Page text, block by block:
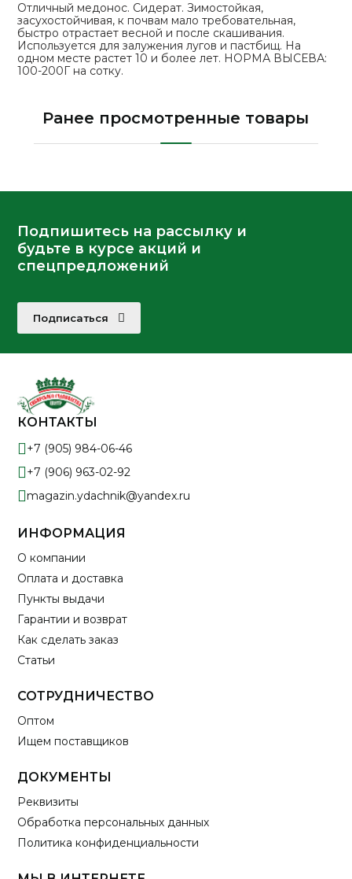
Отличный медонос. Сидерат. Зимостойкая,
засухостойчивая, к почвам мало требовательная,
быстро отрастает весной и после скашивания.
Используется для залужения лугов и пастбищ. На
одном месте растет 10 и более лет. НОРМА ВЫСЕВА:
100-200Г на сотку.
Ранее просмотренные товары
Подпишитесь на рассылку и
будьте в курсе акций и
спецпредложений
Подписаться
КОНТАКТЫ
+7 (905) 984-06-46
+7 (906) 963-02-92
magazin.ydachnik@yandex.ru
ИНФОРМАЦИЯ
О компании
Оплата и доставка
Пункты выдачи
Гарантии и возврат
Как сделать заказ
Статьи
СОТРУДНИЧЕСТВО
Оптом
Ищем поставщиков
ДОКУМЕНТЫ
Реквизиты
Обработка персональных данных
Политика конфиденциальности